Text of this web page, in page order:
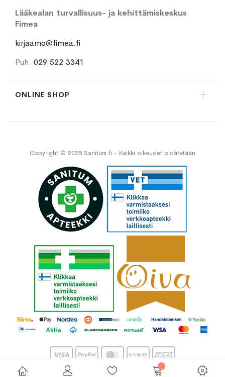
Lääkealan turvallisuus- ja kehittämiskeskus
Fimea
kirjaamo@fimea.fi
Puh. 029 522 3341
ONLINE SHOP
Copyright © 2025 Sanitum.fi - Kaikki oikeudet pidätetään